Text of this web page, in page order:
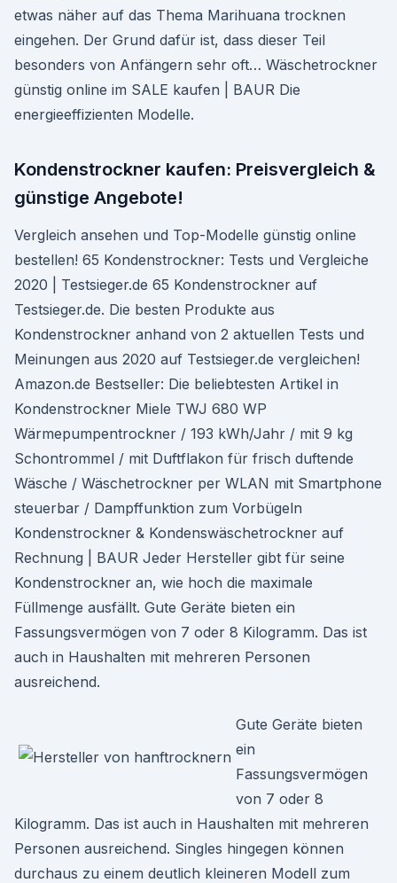
etwas näher auf das Thema Marihuana trocknen
eingehen. Der Grund dafür ist, dass dieser Teil
besonders von Anfängern sehr oft… Wäschetrockner
günstig online im SALE kaufen | BAUR Die
energieeffizienten Modelle.
Kondenstrockner kaufen: Preisvergleich &
günstige Angebote!
Vergleich ansehen und Top-Modelle günstig online
bestellen! 65 Kondenstrockner: Tests und Vergleiche
2020 | Testsieger.de 65 Kondenstrockner auf
Testsieger.de. Die besten Produkte aus
Kondenstrockner anhand von 2 aktuellen Tests und
Meinungen aus 2020 auf Testsieger.de vergleichen!
Amazon.de Bestseller: Die beliebtesten Artikel in
Kondenstrockner Miele TWJ 680 WP
Wärmepumpentrockner / 193 kWh/Jahr / mit 9 kg
Schontrommel / mit Duftflakon für frisch duftende
Wäsche / Wäschetrockner per WLAN mit Smartphone
steuerbar / Dampffunktion zum Vorbügeln
Kondenstrockner & Kondenswäschetrockner auf
Rechnung | BAUR Jeder Hersteller gibt für seine
Kondenstrockner an, wie hoch die maximale
Füllmenge ausfällt. Gute Geräte bieten ein
Fassungsvermögen von 7 oder 8 Kilogramm. Das ist
auch in Haushalten mit mehreren Personen
ausreichend.
Gute Geräte bieten
ein
Fassungsvermögen
von 7 oder 8
Kilogramm. Das ist auch in Haushalten mit mehreren
Personen ausreichend. Singles hingegen können
durchaus zu einem deutlich kleineren Modell zum